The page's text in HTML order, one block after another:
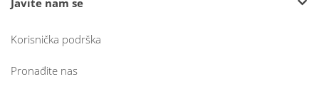
Javite nam se
Korisnička podrška
Pronađite nas